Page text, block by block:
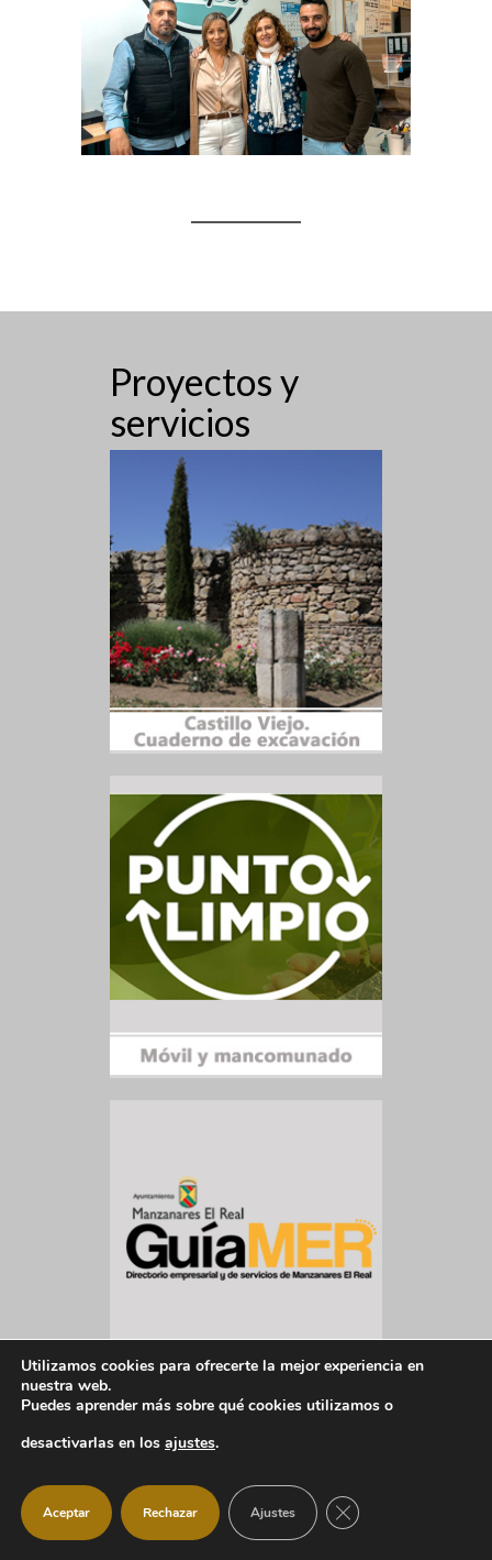
Proyectos y
servicios
Utilizamos cookies para ofrecerte la mejor experiencia en
nuestra web.
Puedes aprender más sobre qué cookies utilizamos o
desactivarlas en los ajustes.
Aceptar Rechazar Ajustes CERRAR EL